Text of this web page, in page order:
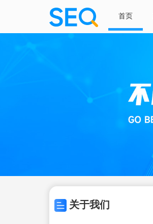
首页
关于我们